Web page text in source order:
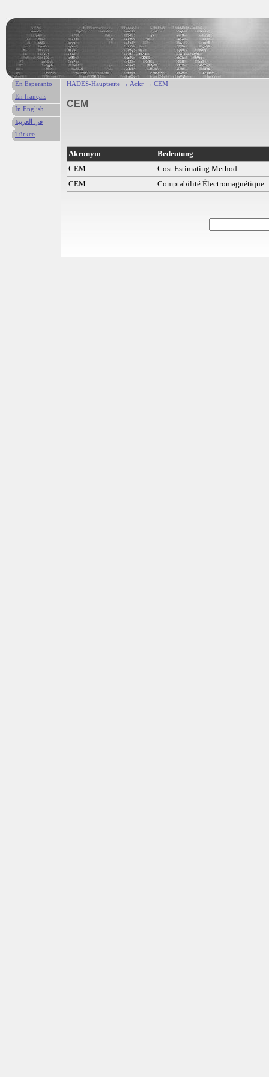
HADES-Hauptseite → Ackr → CEM
CEM
Akronym
Bedeutung
CEM
Cost Estimating Method
CEM
Comptabilité Électromagnétique
En Esperanto
En français
In English
في العربية
Türkce